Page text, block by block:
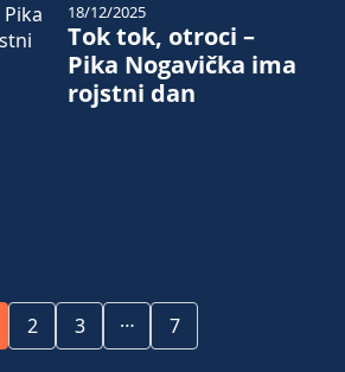
Tok tok, otroci –
Pika Nogavička ima
rojstni dan
18/12/2025
2 3 … 7